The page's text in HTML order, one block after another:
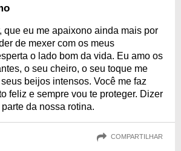
que eu me apaixono ainda mais por
de mexer com os meus
o lado bom da vida. Eu amo os
o seu cheiro, o seu toque me
beijos intensos. Você me faz
feliz e sempre vou te proteger. Dizer
da nossa rotina.
COMPARTILHAR